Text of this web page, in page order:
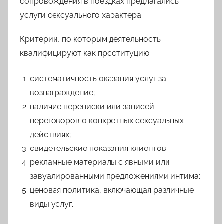
услуги сексуального характера.
Критерии, по которым деятельность
квалифицируют как проституцию:
систематичность оказания услуг за
вознаграждение;
наличие переписки или записей
переговоров о конкретных сексуальных
действиях;
свидетельские показания клиентов;
рекламные материалы с явными или
завуалированными предложениями интима;
ценовая политика, включающая различные
виды услуг.